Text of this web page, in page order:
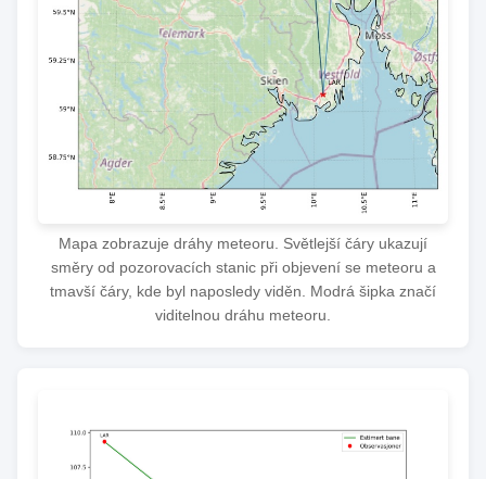
Mapa zobrazuje dráhy meteoru. Světlejší čáry ukazují
směry od pozorovacích stanic při objevení se meteoru a
tmavší čáry, kde byl naposledy viděn. Modrá šipka značí
viditelnou dráhu meteoru.